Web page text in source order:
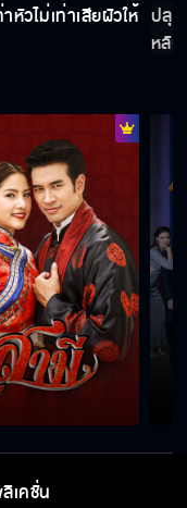
ยงด้วยกัน
นแฟนผมมั้ย
รับ
หัวไม่เท่าเสียผัวให้ ปลุ
หลั
เคชั่น